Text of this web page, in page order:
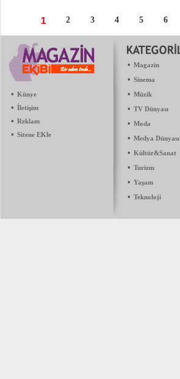
1 2 3 4 5 6
• Künye
• İletişim
• Reklam
• Sitene EKle
• Magazin
• Sinema
• Müzik
• TV Dünyası
• Moda
• Medya Dünyası
• Kültür&Sanat
• Turizm
• Yaşam
• Teknoloji